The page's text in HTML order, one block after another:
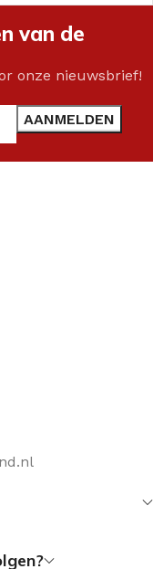
van de
onze nieuwsbrief!